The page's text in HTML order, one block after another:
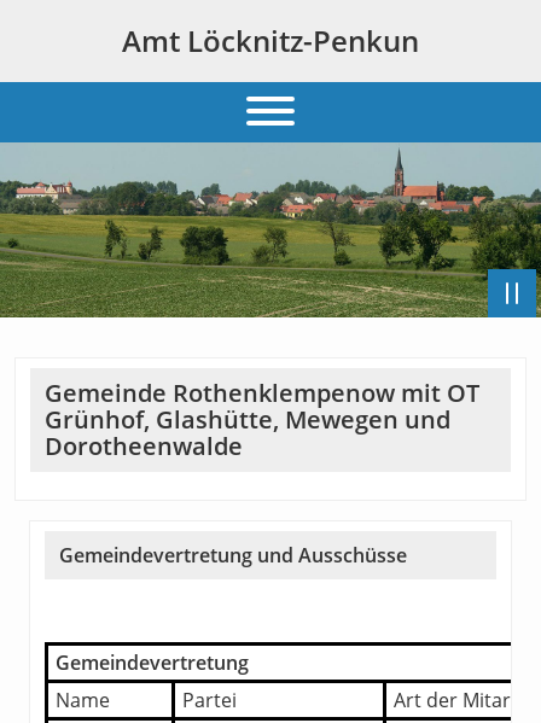
Amt Löcknitz-Penkun
Gemeinde Rothenklempenow mit OT
Grünhof, Glashütte, Mewegen und
Dorotheenwalde
Gemeindevertretung und Ausschüsse
Gemeindevertretung
Name
Partei
Art der